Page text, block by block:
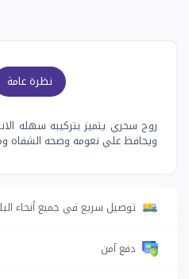
نظرة عامة
روج سحري يتميز بتركيبه سهله
ويحافظ علي نعومه وصحه الشفاه
توصيل سريع في جميع أنحاء
دفع آمن